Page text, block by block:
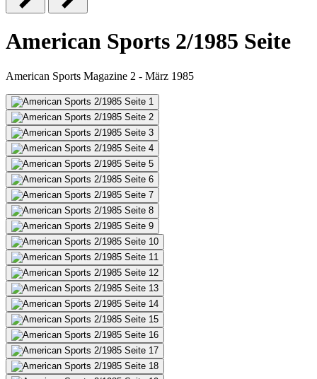
American Sports 2/1985 Seite
American Sports Magazine 2 - März 1985